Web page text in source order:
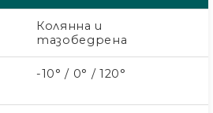
Колянна и
тазобедрена
-10° / 0° / 120°